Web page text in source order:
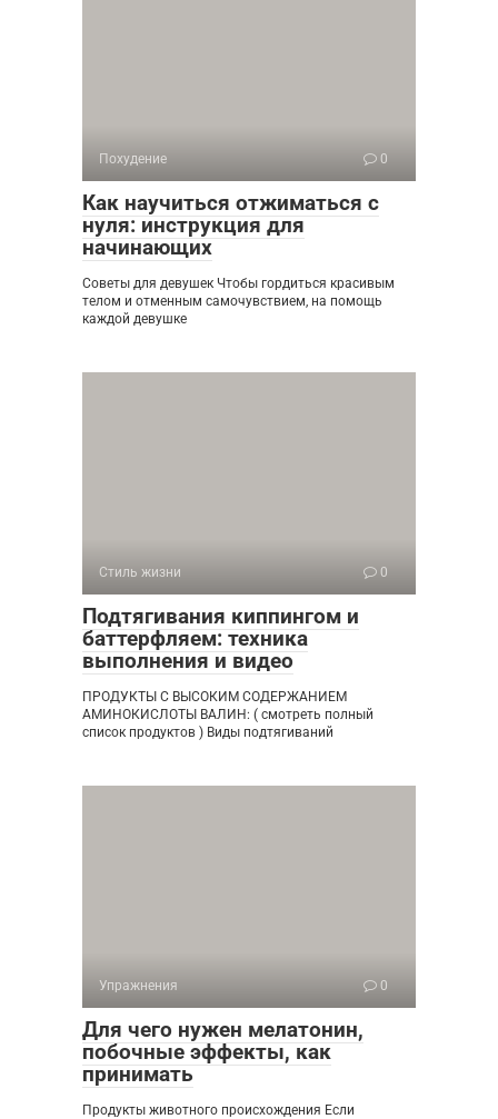
Похудение 0
Как научиться отжиматься с
нуля: инструкция для
начинающих
Советы для девушек Чтобы гордиться красивым
телом и отменным самочувствием, на помощь
каждой девушке
Стиль жизни 0
Подтягивания киппингом и
баттерфляем: техника
выполнения и видео
ПРОДУКТЫ С ВЫСОКИМ СОДЕРЖАНИЕМ
АМИНОКИСЛОТЫ ВАЛИН: ( смотреть полный
список продуктов ) Виды подтягиваний
Упражнения 0
Для чего нужен мелатонин,
побочные эффекты, как
принимать
Продукты животного происхождения Если